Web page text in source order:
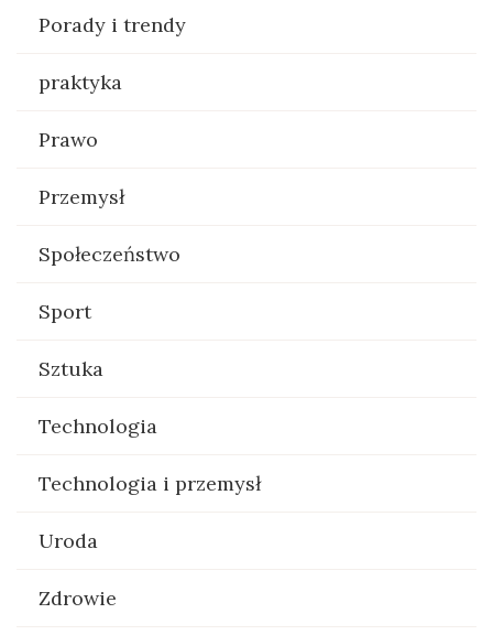
Porady i trendy
praktyka
Prawo
Przemysł
Społeczeństwo
Sport
Sztuka
Technologia
Technologia i przemysł
Uroda
Zdrowie